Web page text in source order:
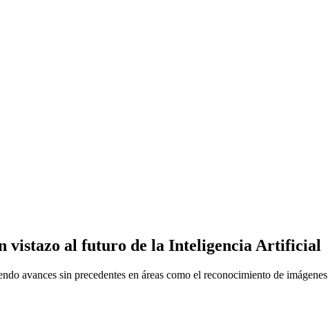
vistazo al futuro de la Inteligencia Artificial
avances sin precedentes en áreas como el reconocimiento de imágenes